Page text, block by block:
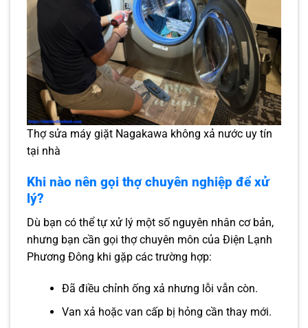
Thợ sửa máy giặt Nagakawa không xả nước uy tín
tại nhà
Khi nào nên gọi thợ chuyên nghiệp để xử
lý?
Dù bạn có thể tự xử lý một số nguyên nhân cơ bản,
nhưng bạn cần gọi thợ chuyên môn của Điện Lạnh
Phương Đông khi gặp các trường hợp:
Đã điều chỉnh ống xả nhưng lỗi vẫn còn.
Van xả hoặc van cấp bị hỏng cần thay mới.